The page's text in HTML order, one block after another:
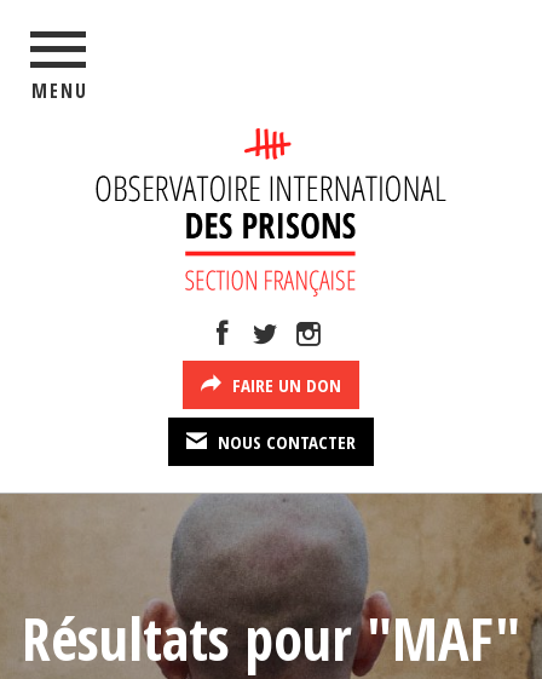
MENU
FAIRE UN DON
NOUS CONTACTER
Résultats pour "MAF"